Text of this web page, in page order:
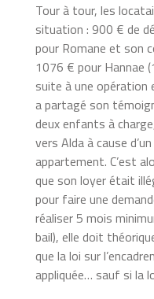
Tour à tour, les
situation : 900 € de
pour Romane et son
1076 € pour Hannae
suite à une opération
a partagé son
deux enfants à
vers Alda à cause
appartement. C’est
que son loyer était
pour faire une
réaliser 5 mois
bail), elle doit
que la loi sur
appliquée… sauf si la